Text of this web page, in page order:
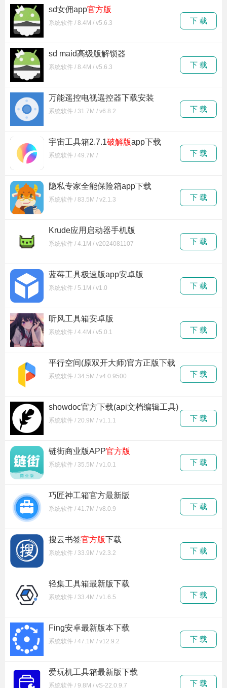
sd女佣app官方版
系统软件 / 8.4M / v5.6.3 下 载
sd maid高级版解锁器
系统软件 / 8.4M / v5.6.3 下 载
万能遥控电视遥控器下载安装
系统软件 / 31.7M / v6.8.2 下 载
宇宙工具箱2.7.1破解版app下载
系统软件 / 49.7M / 下 载
隐私专家全能保险箱app下载
系统软件 / 83.5M / v2.1.3 下 载
Krude应用启动器手机版
系统软件 / 4.1M / v2024081107 下 载
蓝莓工具极速版app安卓版
系统软件 / 5.1M / v1.0 下 载
听风工具箱安卓版
系统软件 / 4.4M / v5.0.1 下 载
平行空间(原双开大师)官方正版下载
系统软件 / 34.5M / v4.0.9500 下 载
showdoc官方下载(api文档编辑工具)
系统软件 / 20.9M / v1.1.1 下 载
链街商业版APP官方版
系统软件 / 35.5M / v1.0.1 下 载
巧匠神工箱官方最新版
系统软件 / 41.7M / v8.0.9 下 载
搜云书签官方版下载
系统软件 / 33.9M / v2.3.2 下 载
轻集工具箱最新版下载
系统软件 / 33.4M / v1.6.5 下 载
Fing安卓最新版本下载
系统软件 / 47.1M / v12.9.2 下 载
爱玩机工具箱最新版下载
系统软件 / 9.8M / vS-22.0.9.7 下 载